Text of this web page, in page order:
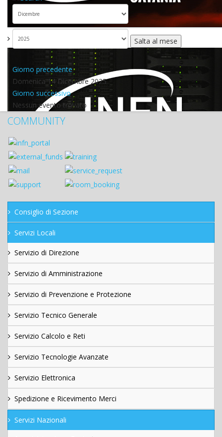
Salta al mese
Giorno precedente
Domenica 14 Dicembre 2025
Giorno successivo
Nessun evento trovato
COMMUNITY
Consiglio di Sezione
Servizi Locali
Servizio di Direzione
Servizio di Amministrazione
Servizio di Prevenzione e Protezione
Servizio Tecnico Generale
Servizio Calcolo e Reti
Servizio Tecnologie Avanzate
Servizio Elettronica
Spedizione e Ricevimento Merci
Servizi Nazionali